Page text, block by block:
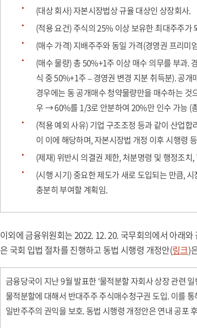
(대상 회사) 자본시장법상 규율 대상인 상장회사.
(적용 요건) 주식의 25% 이상 보유한 최대주주
(매수 가격) 지배주주와 동일 가격(경영권 프리미
(매수 물량) 총 50%+1주 이상 매수 의무를 부과.
식 중 50%+1주 – 경영권 변경 지분 취득분). 공
경우에는 동 공개매수 청약물량만을 매수하는
우 → 60%를 1/3로 안분하여 20%만 인수 가능 (
(적용 예외 사유) 기업 구조조정 등과 같이 산업
이 이에 해당하며, 자본시장법 개정 이후 시행령
(제재) 위반시 의결권 제한, 처분명령 및 행정조치,
(시행 시기) 중요한 제도가 새로 도입되는 만큼,
충분히 부여할 계획임.
이외에 금융위원회는 2022. 12. 20. 국무회의에서 아래
은 국회 입법 절차를 진행하고 동법 시행령 개정안(링크)
금융당국이 지난 9월 발표한 ‘물적분할 자회사 상장 관련
물적분할에 대해서 반대주주 주식매수청구권 도입. 이를
일반주주의 권익을 보호. 동법 시행령 개정안은 연내 공포